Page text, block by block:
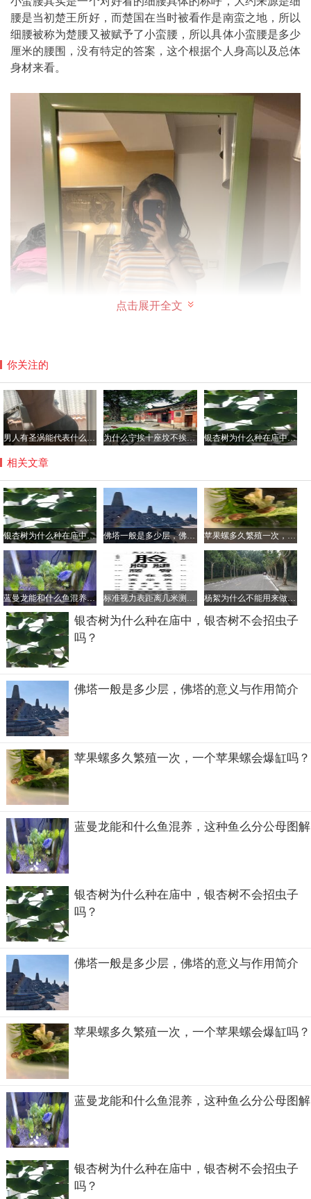
腰是当初楚王所好，而楚国在当时被看作是南蛮之地，所以
细腰被称为楚腰又被赋予了小蛮腰，所以具体小蛮腰是多少
厘米的腰围，没有特定的答案，这个根据个人身高以及总体
身材来看。
要是一个一米八的高挑女孩子，她的腰围测量一定会比一米
五的娇小女孩子要大，但是你看起来就是会觉得一米八的女
孩子是小蛮腰，因为腰细否是一个身材比例的综合评判，也
是一种视觉效果，不过一般来说腰围是身高乘以0.34得出的
数据就是个人腰围最标准的小蛮腰腰围了。
不过对于小蛮腰网上也有一个数据给出是一尺九，也就是大
概是63厘米，不过怎么都觉得还是要结合自己的身高来看才
是最标准的呢。
腰围63厘米算小蛮腰吗？
腰围63厘米是一个计算小蛮腰平均值的数据，也能算是小蛮
腰，但是小蛮腰更多的是看腰身的曲线而不仅仅是腰围，如
果只是腰围达到了标准，而身高和身材曲线不好，也不能算
点击展开全文
你关注的
男人有圣涡能代表什么，腰窝是极少的人才有吗？ 为什么宁挨十座坟不挨一座庙，坟前庙后是风水宝地真的假的？ 银杏树为什么种在庙中，银杏树不会招虫子吗？
相关文章
银杏树为什么种在庙中，银杏树不会招虫子吗？ 佛塔一般是多少层，佛塔的意义与作用简介 苹果螺多久繁殖一次，一个苹果螺会爆缸吗？
蓝曼龙能和什么鱼混养，这种鱼么分公母图解 标准视力表距离几米测，视力表对应的眼镜度数是怎样的？ 杨絮为什么不能用来做棉衣、羽绒服，杨絮对人体有什么危害？
银杏树为什么种在庙中，银杏树不会招虫子
吗？
佛塔一般是多少层，佛塔的意义与作用简介
苹果螺多久繁殖一次，一个苹果螺会爆缸吗？
蓝曼龙能和什么鱼混养，这种鱼么分公母图解
银杏树为什么种在庙中，银杏树不会招虫子
吗？
佛塔一般是多少层，佛塔的意义与作用简介
苹果螺多久繁殖一次，一个苹果螺会爆缸吗？
蓝曼龙能和什么鱼混养，这种鱼么分公母图解
银杏树为什么种在庙中，银杏树不会招虫子
吗？